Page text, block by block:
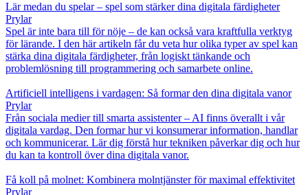
Lär medan du spelar – spel som stärker dina digitala färdigheter
Prylar
Spel är inte bara till för nöje – de kan också vara kraftfulla verktyg
för lärande. I den här artikeln får du veta hur olika typer av spel kan
stärka dina digitala färdigheter, från logiskt tänkande och
problemlösning till programmering och samarbete online.
Artificiell intelligens i vardagen: Så formar den dina digitala vanor
Prylar
Från sociala medier till smarta assistenter – AI finns överallt i vår
digitala vardag. Den formar hur vi konsumerar information, handlar
och kommunicerar. Lär dig förstå hur tekniken påverkar dig och hur
du kan ta kontroll över dina digitala vanor.
Få koll på molnet: Kombinera molntjänster för maximal effektivitet
Prylar